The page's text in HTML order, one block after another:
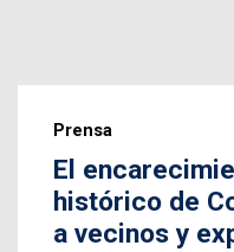
Prensa
El
histórico de
a vecinos y